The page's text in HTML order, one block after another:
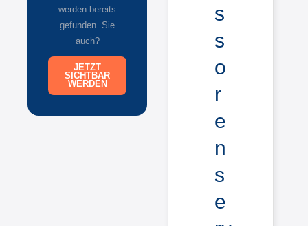
werden bereits
gefunden. Sie
auch?
JETZT
SICHTBAR
WERDEN
s
s
o
r
e
n
s
e